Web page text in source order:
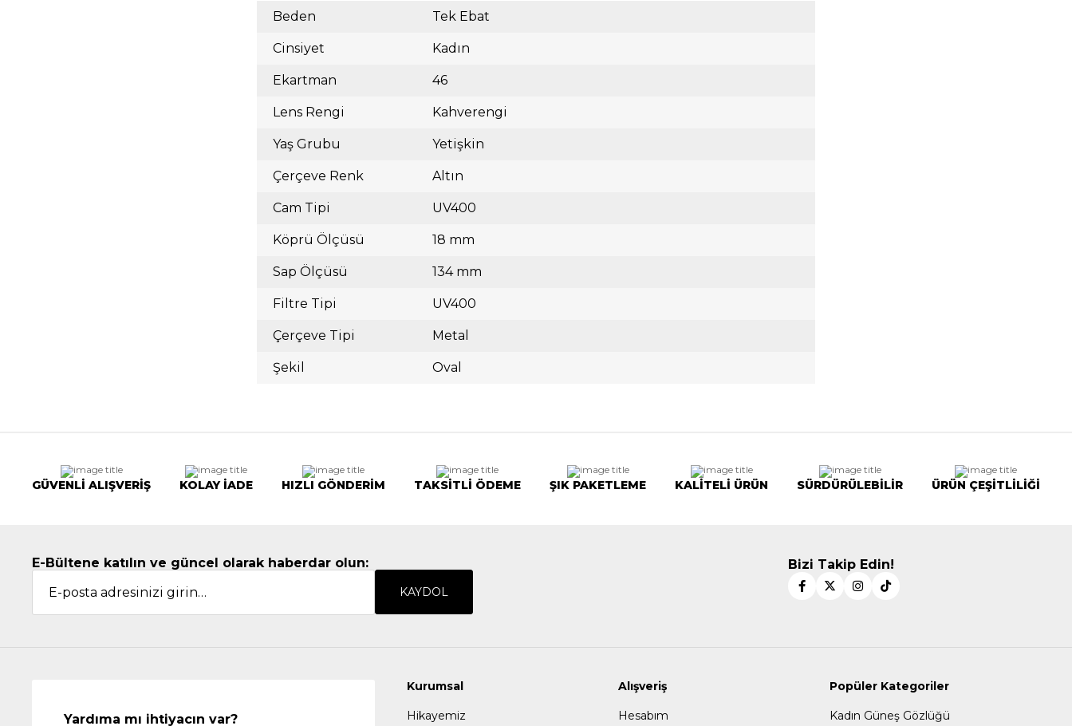
Beden Tek Ebat
Cinsiyet Kadın
Ekartman 46
Lens Rengi Kahverengi
Yaş Grubu Yetişkin
Çerçeve Renk Altın
Cam Tipi UV400
Köprü Ölçüsü 18 mm
Sap Ölçüsü 134 mm
Filtre Tipi UV400
Çerçeve Tipi Metal
Şekil Oval
GÜVENLİ ALIŞVERİŞ KOLAY İADE HIZLI GÖNDERİM TAKSİTLİ ÖDEME ŞIK PAKETLEME KALİTELİ ÜRÜN SÜRDÜRÜLEBİLİR ÜRÜN ÇEŞİTLİLİĞİ
E-Bültene katılın ve güncel olarak haberdar olun:
KAYDOL
Bizi Takip Edin!
Yardıma mı ihtiyacın var?
Kurumsal
Hikayemiz
Alışveriş
Hesabım
Popüler Kategoriler
Kadın Güneş Gözlüğü